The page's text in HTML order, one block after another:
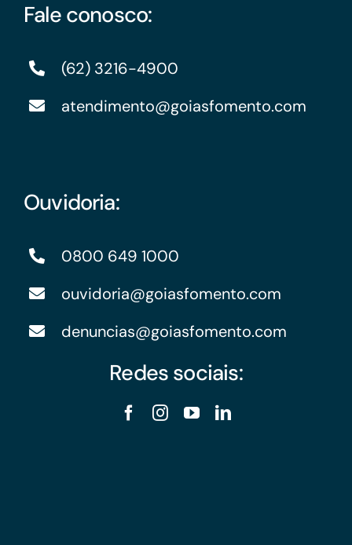
Fale conosco:
(62) 3216-4900
atendimento@goiasfomento.com
Ouvidoria:
0800 649 1000
ouvidoria@goiasfomento.com
denuncias@goiasfomento.com
Redes sociais: